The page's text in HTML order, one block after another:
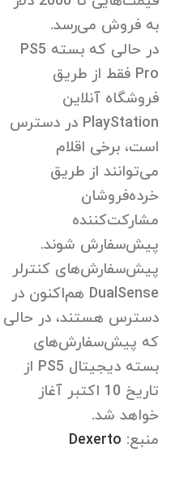
به فروش می‌رسد.
در حالی که بسته PS5
Pro فقط از طریق
فروشگاه آنلاین
PlayStation در دسترس
است، برخی اقلام
می‌توانند از طریق
خرده‌فروشان
مشارکت‌کننده
پیش‌سفارش شوند.
پیش‌سفارش‌های کنترلر
DualSense هم‌اکنون در
دسترس هستند، در حالی
که پیش‌سفارش‌های
بسته دیجیتال PS5 از
تاریخ 10 اکتبر آغاز
خواهد شد.
منبع: Dexerto